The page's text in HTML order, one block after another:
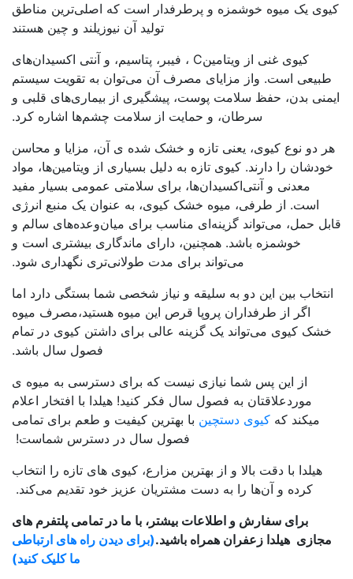
کیوی یک میوه خوشمزه و پرطرفدار است که اصلی‌ترین مناطق
تولید آن نیوزیلند و چین هستند
کیوی غنی از ویتامینC ، فیبر، پتاسیم، و آنتی اکسیدان‌های
طبیعی است. واز مزایای مصرف آن می‌توان به تقویت سیستم
ایمنی بدن، حفظ سلامت پوست، پیشگیری از بیماری‌های قلبی و
سرطان، و حمایت از سلامت چشم‌ها اشاره کرد.
هر دو نوع کیوی، یعنی تازه و خشک شده ی آن، مزایا و محاسن
خودشان را دارند. کیوی تازه به دلیل بسیاری از ویتامین‌ها، مواد
معدنی و آنتی‌اکسیدان‌ها، برای سلامتی عمومی بسیار مفید
است. از طرفی، میوه خشک کیوی، به عنوان یک منبع انرژی
قابل حمل، می‌تواند گزینه‌ای مناسب برای میان‌وعده‌های سالم و
خوشمزه باشد. همچنین، دارای ماندگاری بیشتری است و
می‌تواند برای مدت طولانی‌تری نگهداری شود.
انتخاب بین این دو به سلیقه و نیاز شخصی شما بستگی دارد اما
اگر از طرفداران پروپا قرص این میوه هستید،مصرف میوه
خشک کیوی می‌تواند یک گزینه عالی برای داشتن کیوی در تمام
فصول سال باشد.
از این پس شما نیازی نیست که برای دسترسی به میوه ی
موردعلاقتان به فصول سال فکر کنید! هیلدا با افتخار اعلام
میکند که کیوی دستچین با بهترین کیفیت و طعم برای تمامی
فصول سال در دسترس شماست!
هیلدا با دقت بالا و از بهترین مزارع، کیوی های تازه را انتخاب
کرده و آن‌ها را به دست مشتریان عزیز خود تقدیم می‌کند.
برای سفارش و اطلاعات بیشتر، با ما در تمامی پلتفرم های
مجازی هیلدا زعفران همراه باشید.(برای دیدن راه های ارتباطی
ما کلیک کنید)